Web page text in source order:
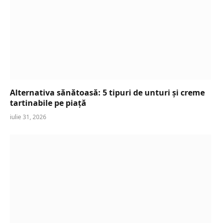
Alternativa sănătoasă: 5 tipuri de unturi și creme
tartinabile pe piață
iulie 31, 2026